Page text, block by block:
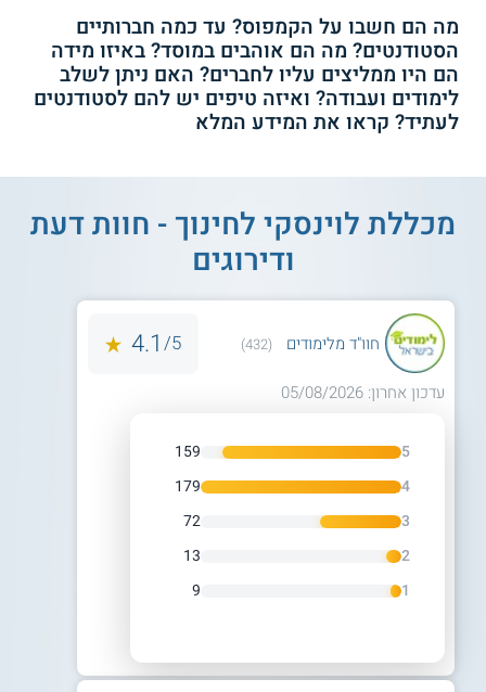
מה הם חשבו על הקמפוס? עד כמה חברותיים
הסטודנטים? מה הם אוהבים במוסד? באיזו מידה
הם היו ממליצים עליו לחברים? האם ניתן לשלב
לימודים ועבודה? ואיזה טיפים יש להם לסטודנטים
לעתיד? קראו את המידע המלא
מכללת לוינסקי לחינוך - חוות דעת
ודירוגים
חוו"ד מלימודים (432)
5/
4.1
עדכון אחרון: 05/08/2026
5
159
4
179
3
72
2
13
1
9